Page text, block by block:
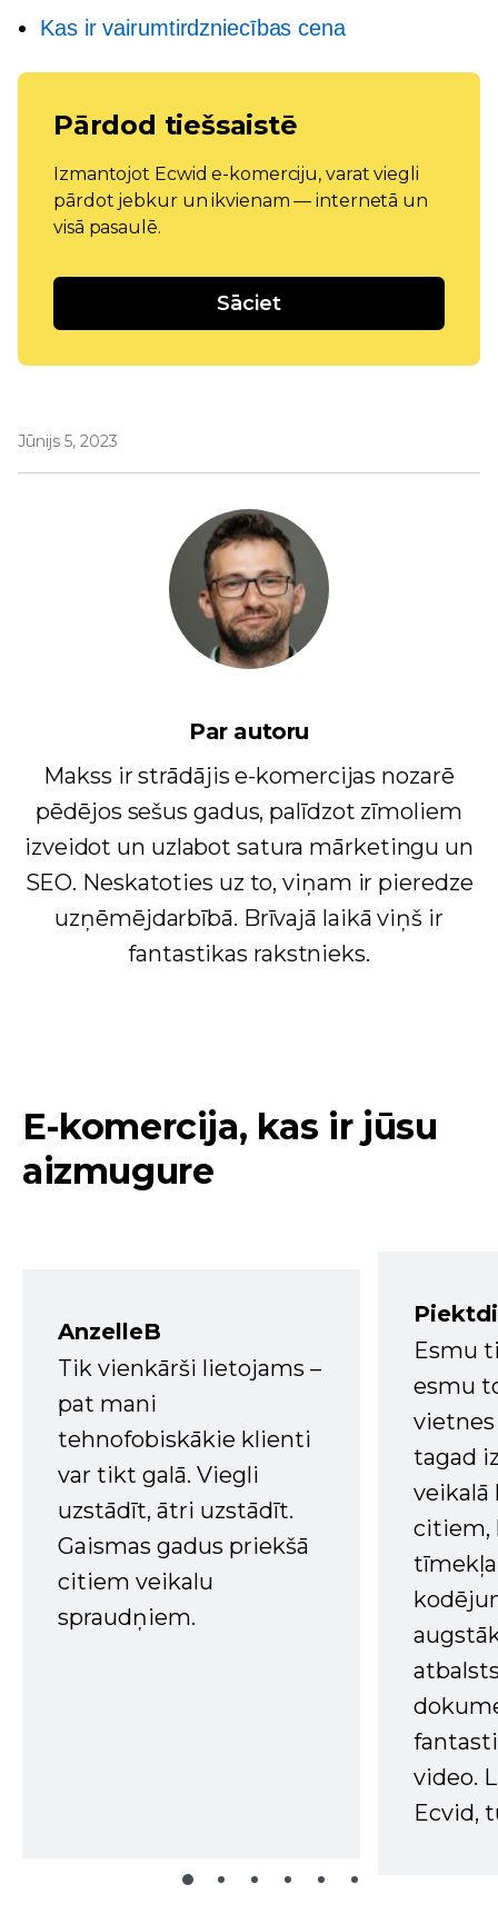
Kas ir vairumtirdzniecības cena
Pārdod tiešsaistē
Izmantojot Ecwid e-komerciju, varat viegli
pārdot jebkur un ikvienam — internetā un
visā pasaulē.
Sāciet
Jūnijs 5, 2023
Par autoru
Makss ir strādājis e-komercijas nozarē
pēdējos sešus gadus, palīdzot zīmoliem
izveidot un uzlabot satura mārketingu un
SEO. Neskatoties uz to, viņam ir pieredze
uzņēmējdarbībā. Brīvajā laikā viņš ir
fantastikas rakstnieks.
E-komercija, kas ir jūsu
aizmugure
AnzelleB
Tik vienkārši lietojams –
pat mani
tehnofobiskākie klienti
var tikt galā. Viegli
uzstādīt, ātri uzstādīt.
Gaismas gadus priekšā
citiem veikalu
spraudņiem.
Esmu
esmu
tagad
veikalā
citiem,
tīmekļa
video.
Ecvid,